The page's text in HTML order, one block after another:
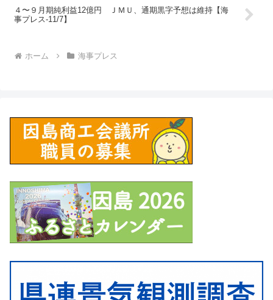
４〜９月期純利益12億円 ＪＭＵ、通期黒字予想は維持【海
事プレス-11/7】
ホーム 海事プレス